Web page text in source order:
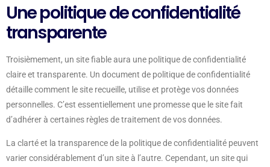
Une politique de confidentialité
transparente
Troisièmement, un site fiable aura une politique de confidentialité
claire et transparente. Un document de politique de confidentialité
détaille comment le site recueille, utilise et protège vos données
personnelles. C’est essentiellement une promesse que le site fait
d’adhérer à certaines règles de traitement de vos données.
La clarté et la transparence de la politique de confidentialité peuvent
varier considérablement d’un site à l’autre. Cependant, un site qui